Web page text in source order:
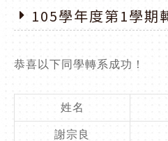
105學年度第1學期
恭喜以下同學轉系成功！
姓名
謝宗良